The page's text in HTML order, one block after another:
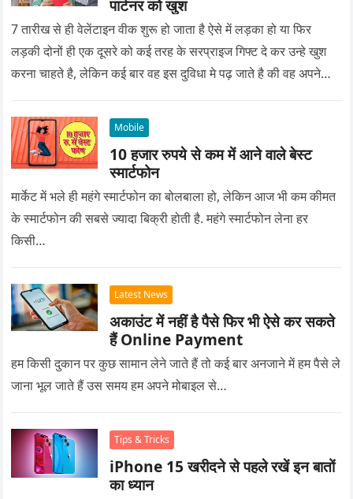
पार्टनर को खुश
7 तारीख से ही वेलेंटाइन वीक शुरू हो जाता है ऐसे में लड़का हो या फिर
लड़की दोनों ही एक दूसरे को कई तरह के सरप्राइज गिफ्ट दे कर उन्हे खुश
करना चाहते है, लेकिन कई बार वह इस दुविधा मे पढ़ जाते है की वह अपने
Mobile
10 हजार रुपये से कम में आने वाले बेस्ट
स्मार्टफोन
मार्केट में भले ही महंगे स्मार्टफोन का बोलबाला हो, लेकिन आज भी कम कीमत
के स्मार्टफोन की सबसे ज्यादा बिक्री होती है. महंगे स्मार्टफोन लेना हर
किसी…
Latest News
अकाउंट में नहीं है पैसे फिर भी ऐसे कर सकते
हैं Online Payment
हम किसी दुकान पर कुछ सामान लेने जाते हैं तो कई बार अनजाने में हम पैसे ले
जाना भूल जाते हैं उस समय हम अपने मोबाइल से…
Tips & Tricks
iPhone 15 खरीदने से पहले रखें इन बातों
का ध्यान